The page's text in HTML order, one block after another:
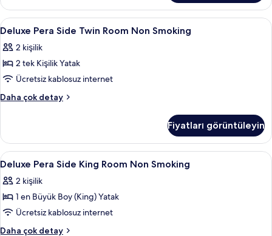
daha
fazla
detay
Deluxe
Pera
Side
Twin
Room
Non
tüm
fotoğrafları
görün
Anti alerjik yatak takımı, minibar,
11
Deluxe Pera Side Twin Room Non Smoking
2 kişilik
2 tek Kişilik Yatak
Ücretsiz kablosuz internet
Daha çok detay
Deluxe
Room
Non
Smoking
daha
fazla
Fiyatları görüntüleyin
Deluxe
Pera
Side
King
Room
Non
Anti alerjik yatak takımı, minibar,
8
Deluxe Pera Side King Room Non Smoking
2 kişilik
1 en Büyük Boy (King) Yatak
Ücretsiz kablosuz internet
Daha çok detay
Deluxe